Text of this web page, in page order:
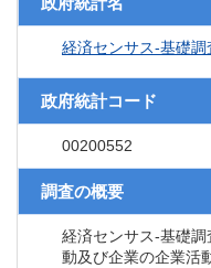
経済センサス‐基礎調
政府統計コード
00200552
調査の概要
経済センサス‐基礎
動及び企業の企業活